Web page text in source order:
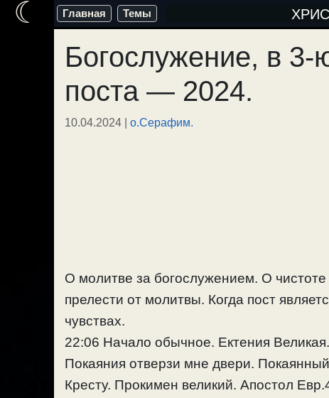
Перейти
содержимому
Главная Темы
Богослужение, в
поста — 2024.
10.04.2024 | о.Серафим.
О молитве за богослужением. О
прелести от молитвы. Когда пост
чувствах.
22:06 Начало обычное. Ектения
Покаяния отверзи мне двери.
Кресту. Прокимен великий. Апостол
☾